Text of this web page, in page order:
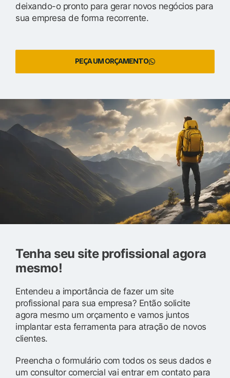
deixando-o pronto para gerar novos negócios para
sua empresa de forma recorrente.
PEÇA UM ORÇAMENTO
Tenha seu site profissional agora
mesmo!
Entendeu a importância de fazer um site
profissional para sua empresa? Então solicite
agora mesmo um orçamento e vamos juntos
implantar esta ferramenta para atração de novos
clientes.
Preencha o formulário com todos os seus dados e
um consultor comercial vai entrar em contato para